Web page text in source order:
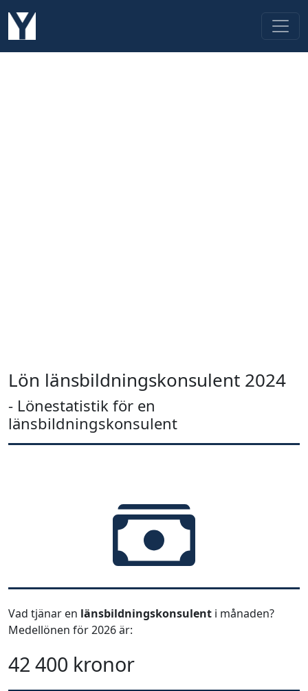
Lön länsbildningskonsulent 2024
- Lönestatistik för en
länsbildningskonsulent
Vad tjänar en länsbildningskonsulent i månaden?
Medellönen för 2026 är:
42 400 kronor